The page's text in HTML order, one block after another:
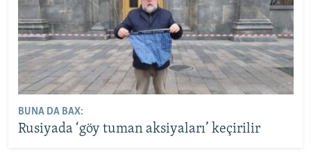
BUNA DA BAX:
Rusiyada ‘göy tuman aksiyaları’ keçirilir